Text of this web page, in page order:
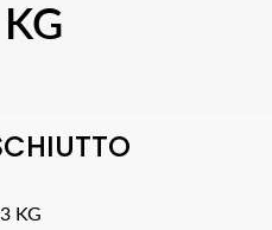
KG